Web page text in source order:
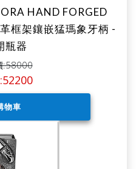
HAND FORGED
框架鑲嵌猛瑪象牙柄 -
瓶器
:58000